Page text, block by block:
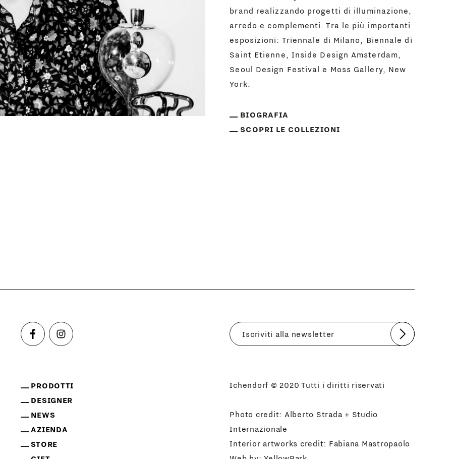
brand realizzando progetti di illuminazione,
arredo e complementi. Tra le più importanti
esposizioni: Triennale di Milano, Biennale di
Saint Etienne, Inside Design Amsterdam,
Seoul Design Festival e Moss Gallery, New
York.
BIOGRAFIA
SCOPRI LE COLLEZIONI
PRODOTTI
DESIGNER
NEWS
AZIENDA
STORE
Invia
Ichendorf © 2020 Tutti i diritti riservati
Photo credit: Alberto Strada + Studio
Internazionale
Interior artworks credit: Fabiana Mastropaolo